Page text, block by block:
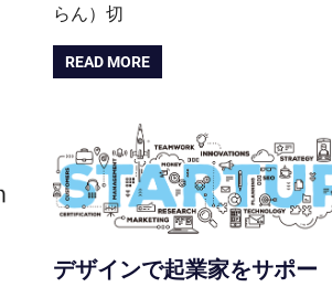
らん）切
READ MORE
デザインで起業家をサポー